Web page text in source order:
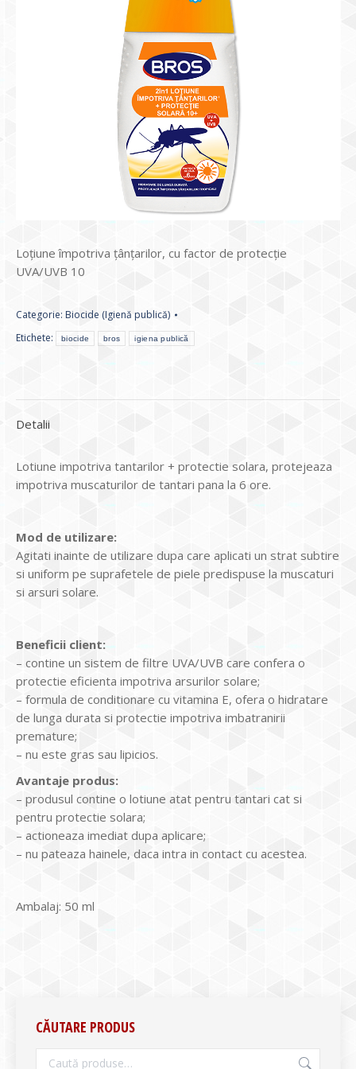
Loțiune împotriva țânțarilor, cu factor de protecție
UVA/UVB 10
Categorie: Biocide (Igienă publică)
Etichete:
biocide bros igiena publică
Detalii
Lotiune impotriva tantarilor + protectie solara, protejeaza
impotriva muscaturilor de tantari pana la 6 ore.
Mod de utilizare:
Agitati inainte de utilizare dupa care aplicati un strat subtire
si uniform pe suprafetele de piele predispuse la muscaturi
si arsuri solare.
Beneficii client:
– contine un sistem de filtre UVA/UVB care confera o
protectie eficienta impotriva arsurilor solare;
– formula de conditionare cu vitamina E, ofera o hidratare
de lunga durata si protectie impotriva imbatranirii
premature;
– nu este gras sau lipicios.
Avantaje produs:
– produsul contine o lotiune atat pentru tantari cat si
pentru protectie solara;
– actioneaza imediat dupa aplicare;
– nu pateaza hainele, daca intra in contact cu acestea.
Ambalaj: 50 ml
CĂUTARE PRODUS